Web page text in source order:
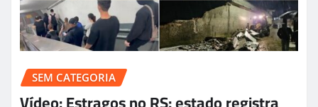
SEM CATEGORIA